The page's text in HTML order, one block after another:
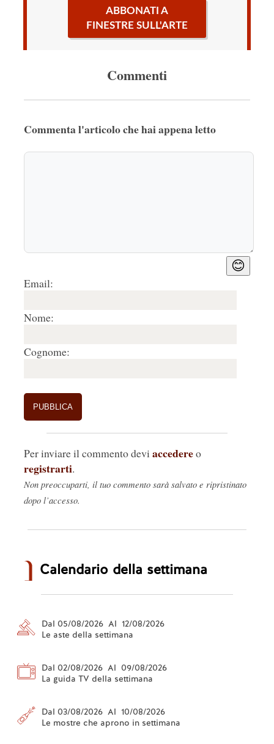
ABBONATI A
FINESTRE SULL'ARTE
Commenti
Commenta l'articolo che hai appena letto
😊
Email:
Nome:
Cognome:
Per inviare il commento devi accedereo
registrarti.
Non preoccuparti, il tuo commento sarà salvato e ripristinato
dopo l’accesso.
Calendario della settimana
Dal 05/08/2026 Al 12/08/2026
Le aste della settimana
Dal 02/08/2026 Al 09/08/2026
La guida TV della settimana
Dal 03/08/2026 Al 10/08/2026
Le mostre che aprono in settimana